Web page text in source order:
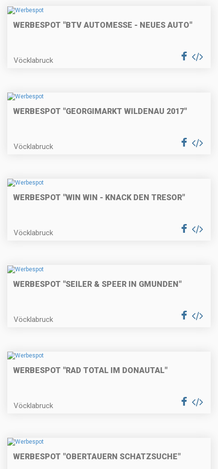
WERBESPOT "BTV AUTOMESSE - NEUES AUTO"
Vöcklabruck
WERBESPOT "GEORGIMARKT WILDENAU 2017"
Vöcklabruck
WERBESPOT "WIN WIN - KNACK DEN TRESOR"
Vöcklabruck
WERBESPOT "SEILER & SPEER IN GMUNDEN"
Vöcklabruck
WERBESPOT "RAD TOTAL IM DONAUTAL"
Vöcklabruck
WERBESPOT "OBERTAUERN SCHATZSUCHE"